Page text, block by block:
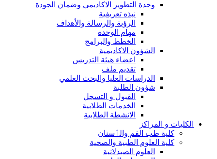
وحدة التطوير الاكاديمي وضمان الجودة
نبذه تعريفية
الرؤية والرسالة والأهداف
مهام الوحدة
الخطط والبرامج
الشؤون الاكاديمية
اعضاء هيئة التدريس
تقديم ملف
الدراسات العليا والبحث العلمي
شؤون الطلبة
القبول و التسجل
الخدمات الطلابية
الانشطة الطلابية
الكليات و المراكز
كلية طب الفم والٲسنان
كلية العلوم الطبية والصحية
العلوم الصيدلانية